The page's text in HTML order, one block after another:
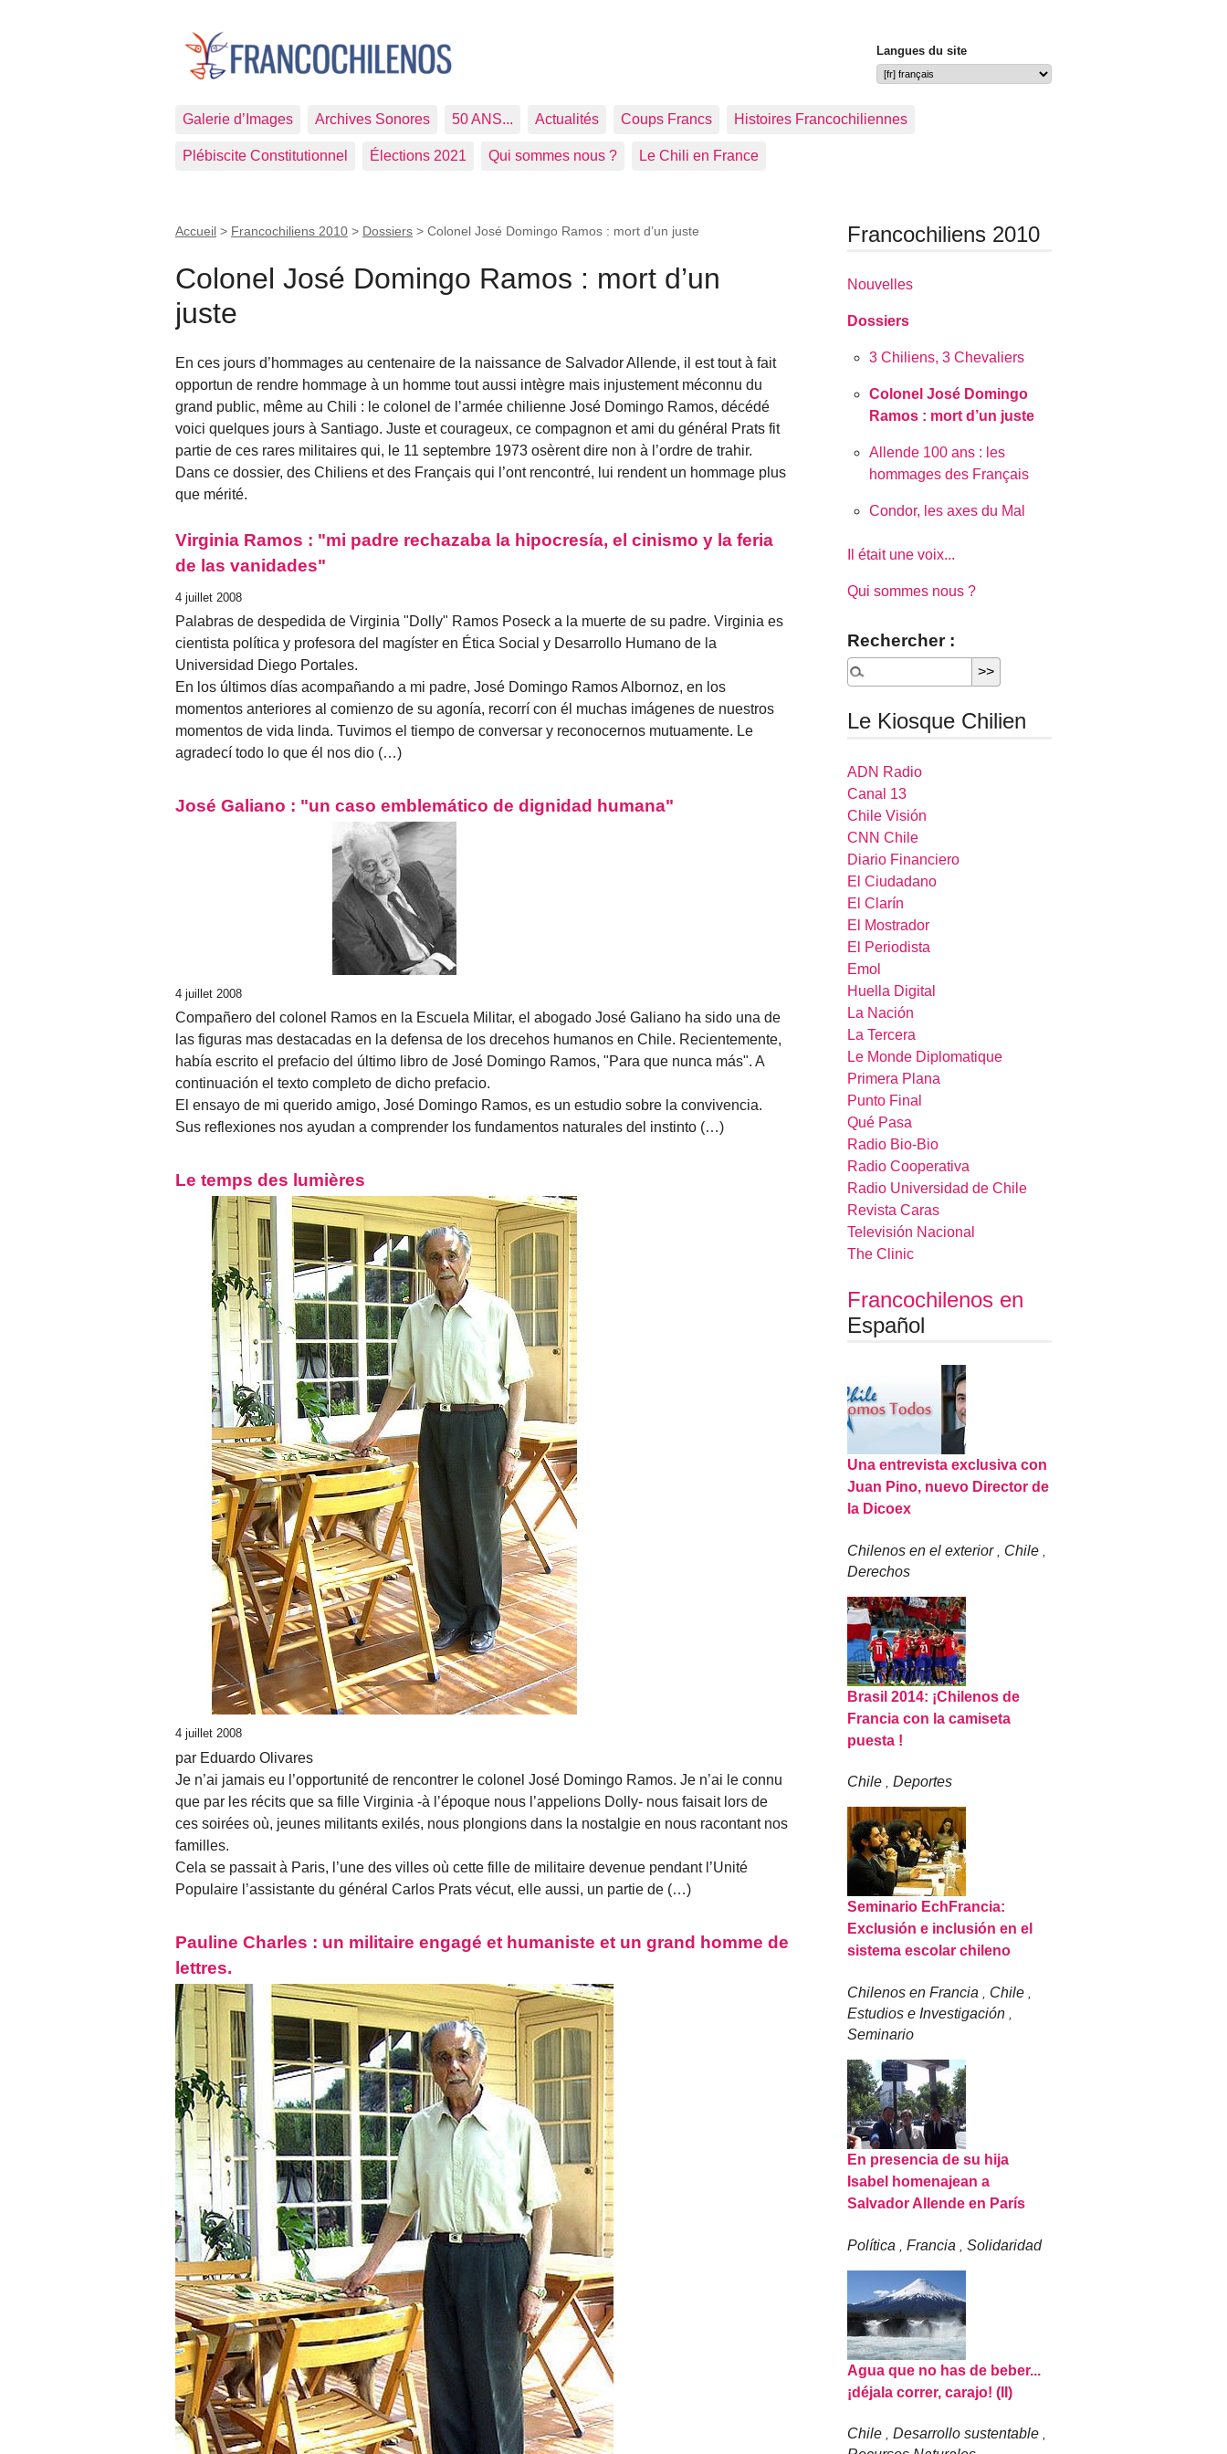
Langues du site
Galerie d’Images Archives Sonores 50 ANS... Actualités Coups Francs Histoires Francochiliennes
Plébiscite Constitutionnel Élections 2021 Qui sommes nous ? Le Chili en France
Accueil > Francochiliens 2010 > Dossiers > Colonel José Domingo Ramos : mort d’un juste
Colonel José Domingo Ramos : mort d’un
juste
En ces jours d’hommages au centenaire de la naissance de Salvador Allende, il est tout à fait
opportun de rendre hommage à un homme tout aussi intègre mais injustement méconnu du
grand public, même au Chili : le colonel de l’armée chilienne José Domingo Ramos, décédé
voici quelques jours à Santiago. Juste et courageux, ce compagnon et ami du général Prats fit
partie de ces rares militaires qui, le 11 septembre 1973 osèrent dire non à l’ordre de trahir.
Dans ce dossier, des Chiliens et des Français qui l’ont rencontré, lui rendent un hommage plus
que mérité.
Virginia Ramos : "mi padre rechazaba la hipocresía, el cinismo y la feria
de las vanidades"
4 juillet 2008
Palabras de despedida de Virginia "Dolly" Ramos Poseck a la muerte de su padre. Virginia es
cientista política y profesora del magíster en Ética Social y Desarrollo Humano de la
Universidad Diego Portales.
En los últimos días acompañando a mi padre, José Domingo Ramos Albornoz, en los
momentos anteriores al comienzo de su agonía, recorrí con él muchas imágenes de nuestros
momentos de vida linda. Tuvimos el tiempo de conversar y reconocernos mutuamente. Le
agradecí todo lo que él nos dio (…)
José Galiano : "un caso emblemático de dignidad humana"
4 juillet 2008
Compañero del colonel Ramos en la Escuela Militar, el abogado José Galiano ha sido una de
las figuras mas destacadas en la defensa de los drecehos humanos en Chile. Recientemente,
había escrito el prefacio del último libro de José Domingo Ramos, "Para que nunca más". A
continuación el texto completo de dicho prefacio.
El ensayo de mi querido amigo, José Domingo Ramos, es un estudio sobre la convivencia.
Sus reflexiones nos ayudan a comprender los fundamentos naturales del instinto (…)
Le temps des lumières
4 juillet 2008
par Eduardo Olivares
Je n’ai jamais eu l’opportunité de rencontrer le colonel José Domingo Ramos. Je n’ai le connu
que par les récits que sa fille Virginia -à l’époque nous l’appelions Dolly- nous faisait lors de
ces soirées où, jeunes militants exilés, nous plongions dans la nostalgie en nous racontant nos
familles.
Cela se passait à Paris, l’une des villes où cette fille de militaire devenue pendant l’Unité
Populaire l’assistante du général Carlos Prats vécut, elle aussi, un partie de (…)
Pauline Charles : un militaire engagé et humaniste et un grand homme de
lettres.
Francochiliens 2010
Nouvelles
Dossiers
3 Chiliens, 3 Chevaliers
Colonel José Domingo
Ramos : mort d’un juste
Allende 100 ans : les
hommages des Français
Condor, les axes du Mal
Il était une voix...
Qui sommes nous ?
Rechercher :
Le Kiosque Chilien
ADN Radio
Canal 13
Chile Visión
CNN Chile
Diario Financiero
El Ciudadano
El Clarín
El Mostrador
El Periodista
Emol
Huella Digital
La Nación
La Tercera
Le Monde Diplomatique
Primera Plana
Punto Final
Qué Pasa
Radio Bio-Bio
Radio Cooperativa
Radio Universidad de Chile
Revista Caras
Televisión Nacional
The Clinic
Francochilenos en
Español
Una entrevista exclusiva con
Juan Pino, nuevo Director de
la Dicoex
Chilenos en el exterior Chile
Derechos
Brasil 2014: ¡Chilenos de
Francia con la camiseta
puesta !
Chile ,Deportes
Seminario EchFrancia:
Exclusión e inclusión en el
sistema escolar chileno
Chilenos en Francia Chile
Estudios e Investigación
Seminario
En presencia de su hija
Isabel homenajean a
Salvador Allende en París
Política ,Francia ,Solidaridad
Agua que no has de beber...
¡déjala correr, carajo! (II)
Chile ,Desarrollo sustentable